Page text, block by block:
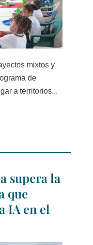
mixtos y
de
a territorios...
supera la
que
IA en el